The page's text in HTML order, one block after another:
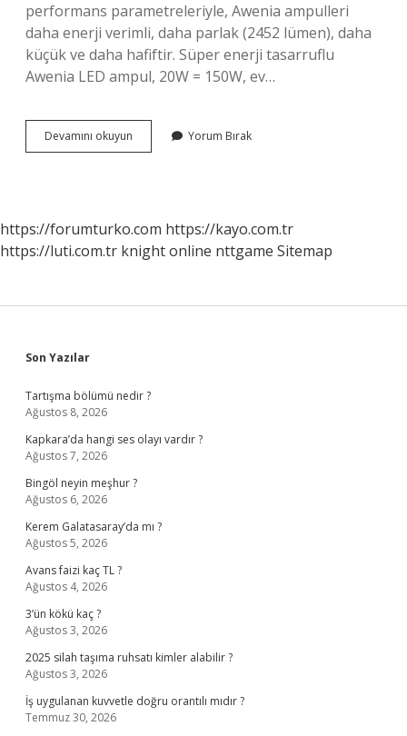
performans parametreleriyle, Awenia ampulleri
daha enerji verimli, daha parlak (2452 lümen), daha
küçük ve daha hafiftir. Süper enerji tasarruflu
Awenia LED ampul, 20W = 150W, ev…
Devamını okuyun
Kaç
Yorum Bırak
https://forumturko.com https://kayo.com.tr
https://luti.com.tr knight online nttgame Sitemap
Sidebar
Son Yazılar
Tartışma bölümü nedir ?
Ağustos 8, 2026
Kapkara’da hangi ses olayı vardır ?
Ağustos 7, 2026
Bingöl neyin meşhur ?
Ağustos 6, 2026
Kerem Galatasaray’da mı ?
Ağustos 5, 2026
Avans faizi kaç TL ?
Ağustos 4, 2026
3’ün kökü kaç ?
Ağustos 3, 2026
2025 silah taşıma ruhsatı kimler alabilir ?
Ağustos 3, 2026
İş uygulanan kuvvetle doğru orantılı mıdır ?
Temmuz 30, 2026